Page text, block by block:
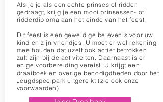
Als je je als een echte prinses of ridder
gedraagt, krijg je een mooi prinsessen- of
ridderdiploma aan het einde van het feest.
Dit feest is een geweldige belevenis voor uw
kind en zijn vriendjes. U moet er wel rekening
mee houden dat uzelf ook actief betrokken
zult zijn bij de activiteiten. Daarnaast is er
enige voorbereiding vereist. U krijgt een
draaiboek en overige benodigdheden door het
Jeugdspeelpark uitgereikt (zie ook onze
voorwaarden).